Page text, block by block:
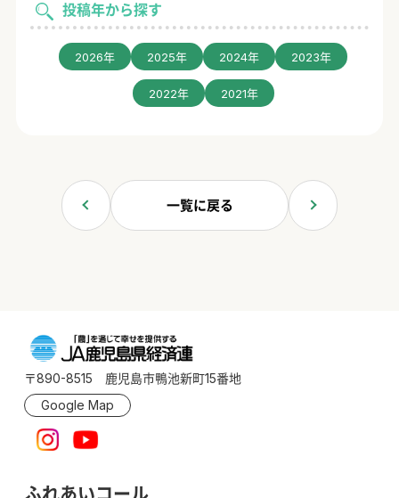
投稿年から探す
2026年 2025年 2024年 2023年
2022年 2021年
一覧に戻る
〒890-8515 鹿児島市鴨池新町15番地
Google Map